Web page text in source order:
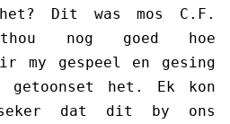
Dit was mos C.F.
nog goed hoe
my gespeel en gesing
het. Ek kon
dat dit by ons